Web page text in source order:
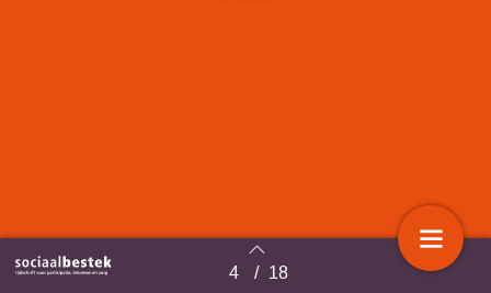
Terug naar overzicht 4 / 18